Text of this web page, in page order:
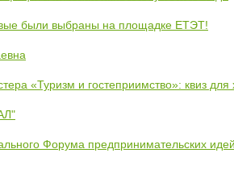
были выбраны на площадке ЕТЭТ!
«Туризм и гостеприимство»: квиз
Форума предпринимательских